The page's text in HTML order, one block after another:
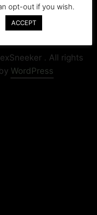
. All rights
WordPress
opt-out if you wish.
ACCEPT